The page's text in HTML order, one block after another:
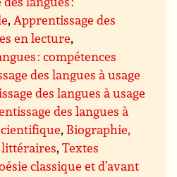
,Apprentissage des
en lecture,
: compétences
des langues à usage
des langues à usage
des langues à
, Biographie,
,Textes
classique et d’avant